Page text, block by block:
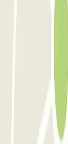
hebben
Heb
helpen, maar